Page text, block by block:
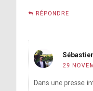
RÉPONDRE
29
Dans une presse